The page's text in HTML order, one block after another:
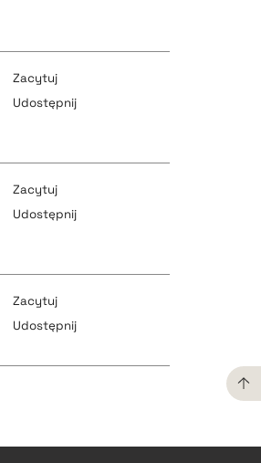
cytat
Zacytuj
Udostępnij
cytat
cytat
Zacytuj
Udostępnij
Zacytuj
Udostępnij